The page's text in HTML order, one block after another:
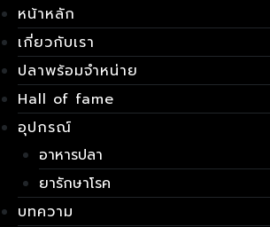
Skip
to
content
หน้าหลัก
เกี่ยวกับเรา
ปลาพร้อมจำหน่าย
Hall of fame
อุปกรณ์
อาหารปลา
ยารักษาโรค
บทความ
เมนู